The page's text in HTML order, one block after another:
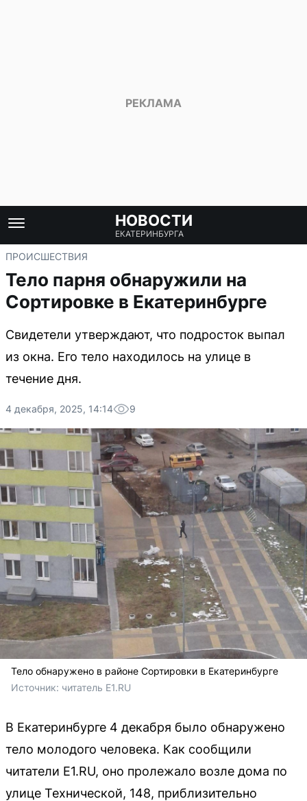
НОВОСТИ
ЕКАТЕРИНБУРГА
ПРОИСШЕСТВИЯ
Тело парня обнаружили на
Сортировке в Екатеринбурге
Свидетели утверждают, что подросток выпал
из окна. Его тело находилось на улице в
течение дня.
4 декабря, 2025, 14:14 9
Тело обнаружено в районе Сортировки в Екатеринбурге
Источник: читатель E1.RU
В Екатеринбурге 4 декабря было обнаружено
тело молодого человека. Как сообщили
читатели E1.RU, оно пролежало возле дома по
улице Технической, 148, приблизительно